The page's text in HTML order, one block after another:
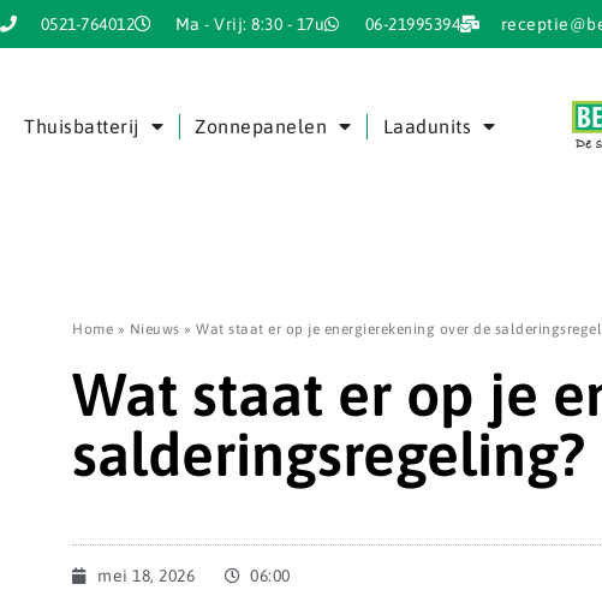
0521-764012 Ma - Vrij: 8:30 - 17u 06-21995394
Thuisbatterij Zonnepanelen Laadunits
Home » Nieuws » Wat staat er op je energierekening over de
Wat staat er op je
salderingsregeling?
mei 18, 2026 06:00